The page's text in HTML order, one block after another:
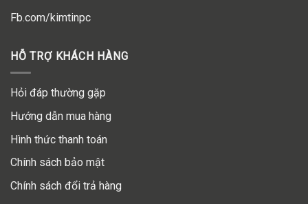
Fb.com/kimtinpc
HỖ TRỢ KHÁCH HÀNG
Hỏi đáp thường gặp
Hướng dẫn mua hàng
Hình thức thanh toán
Chính sách bảo mật
Chính sách đổi trả hàng